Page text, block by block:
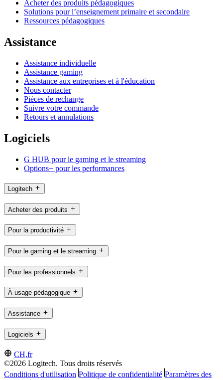
Acheter des produits pédagogiques
Solutions pour l’enseignement primaire et secondaire
Ressources pédagogiques
Assistance
Assistance individuelle
Assistance gaming
Assistance aux entreprises et à l'éducation
Nous contacter
Pièces de rechange
Suivre votre commande
Retours et annulations
Logiciels
G HUB pour le gaming et le streaming
Options+ pour les performances
Logitech
Acheter des produits
Pour la productivité
Pour le gaming et le streaming
Pour les professionnels
À usage pédagogique
Assistance
Logiciels
CH,fr
©2026 Logitech. Tous droits réservés
Conditions d'utilisation Politique de confidentialité Paramètres des